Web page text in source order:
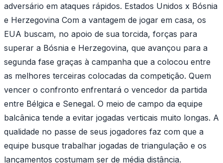
adversário em ataques rápidos. Estados Unidos x Bósnia
e Herzegovina Com a vantagem de jogar em casa, os
EUA buscam, no apoio de sua torcida, forças para
superar a Bósnia e Herzegovina, que avançou para a
segunda fase graças à campanha que a colocou entre
as melhores terceiras colocadas da competição. Quem
vencer o confronto enfrentará o vencedor da partida
entre Bélgica e Senegal. O meio de campo da equipe
balcânica tende a evitar jogadas verticais muito longas. A
qualidade no passe de seus jogadores faz com que a
equipe busque trabalhar jogadas de triangulação e os
lançamentos costumam ser de média distância.